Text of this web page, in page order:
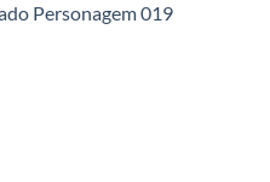
Personagem 019